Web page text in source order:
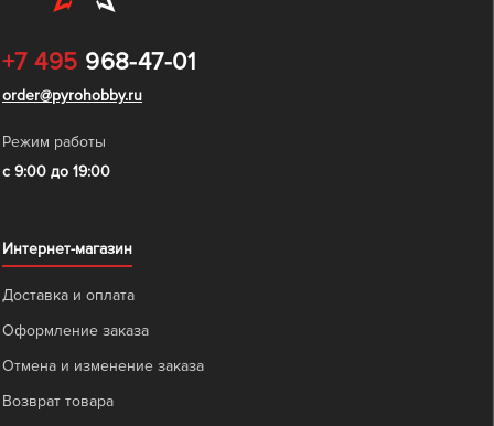
+7 495 968-47-01
order@pyrohobby.ru
Режим работы
с 9:00 до 19:00
Интернет-магазин
Доставка и оплата
Оформление заказа
Отмена и изменение заказа
Возврат товара